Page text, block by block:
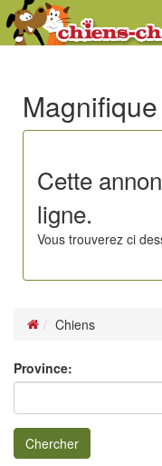
Cette
ligne.
Vous trouverez ci
Chiens
Province:
Chercher